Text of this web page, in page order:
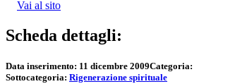
Vai al sito
Scheda dettagli:
Data inserimento: 11 dicembre 2009Categoria:
Sottocategoria: Rigenerazione spirituale